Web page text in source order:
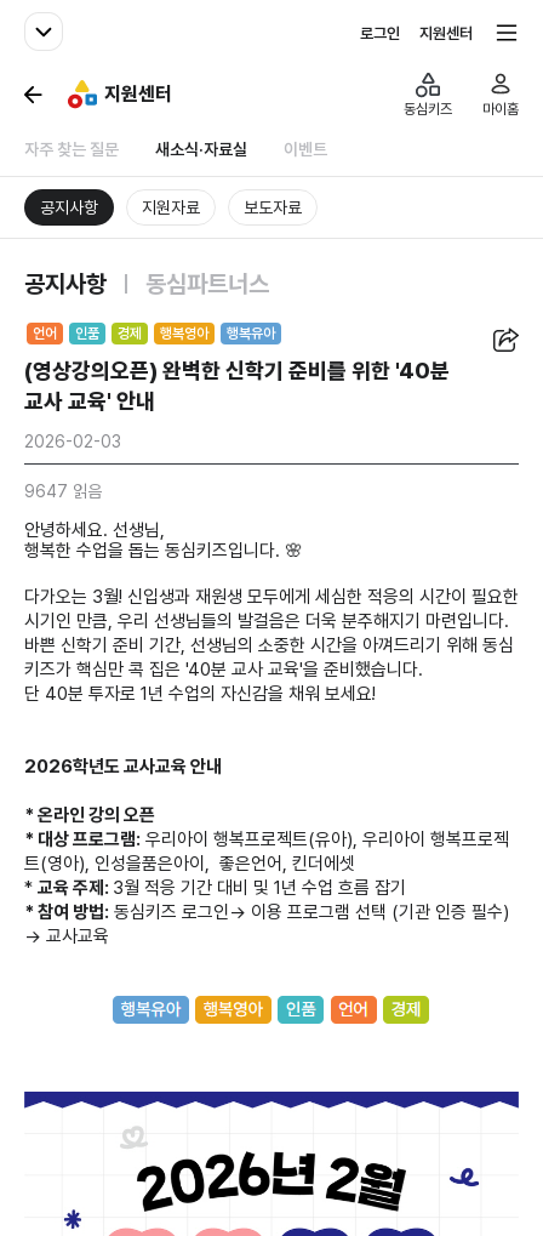
패밀리사이트
로그인 지원센터
지원센터
자주 찾는 질문 새소식·자료실 이벤트
동심키즈 마이홈
공지사항 지원자료 보도자료
공지사항 동심파트너스
언어 인품 경제 행복영아 행복유아
(영상강의오픈) 완벽한 신학기 준비를 위한 '40분
교사 교육' 안내
2026-02-03
9647 읽음
안녕하세요. 선생님,
행복한 수업을 돕는 동심키즈입니다. 🌸
다가오는 3월! 신입생과 재원생 모두에게 세심한 적응의 시간이 필요한
시기인 만큼, 우리 선생님들의 발걸음은 더욱 분주해지기 마련입니다.
바쁜 신학기 준비 기간, 선생님의 소중한 시간을 아껴드리기 위해 동심
키즈가 핵심만 콕 집은 '40분 교사 교육'을 준비했습니다.
단 40분 투자로 1년 수업의 자신감을 채워 보세요!
2026학년도 교사교육 안내
* 온라인 강의 오픈
* 대상 프로그램: 우리아이 행복프로젝트(유아), 우리아이 행복프로젝
트(영아), 인성을품은아이, 좋은언어, 킨더에셋
* 교육 주제: 3월 적응 기간 대비 및 1년 수업 흐름 잡기
* 참여 방법: 동심키즈 로그인→ 이용 프로그램 선택 (기관 인증 필수)
→ 교사교육